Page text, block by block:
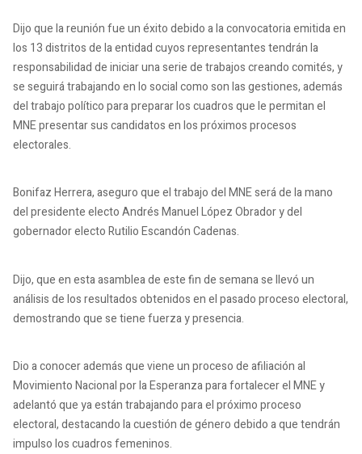
Dijo que la reunión fue un éxito debido a la convocatoria emitida en
los 13 distritos de la entidad cuyos representantes tendrán la
responsabilidad de iniciar una serie de trabajos creando comités, y
se seguirá trabajando en lo social como son las gestiones, además
del trabajo político para preparar los cuadros que le permitan el
MNE presentar sus candidatos en los próximos procesos
electorales.
Bonifaz Herrera, aseguro que el trabajo del MNE será de la mano
del presidente electo Andrés Manuel López Obrador y del
gobernador electo Rutilio Escandón Cadenas.
Dijo, que en esta asamblea de este fin de semana se llevó un
análisis de los resultados obtenidos en el pasado proceso electoral,
demostrando que se tiene fuerza y presencia.
Dio a conocer además que viene un proceso de afiliación al
Movimiento Nacional por la Esperanza para fortalecer el MNE y
adelantó que ya están trabajando para el próximo proceso
electoral, destacando la cuestión de género debido a que tendrán
impulso los cuadros femeninos.